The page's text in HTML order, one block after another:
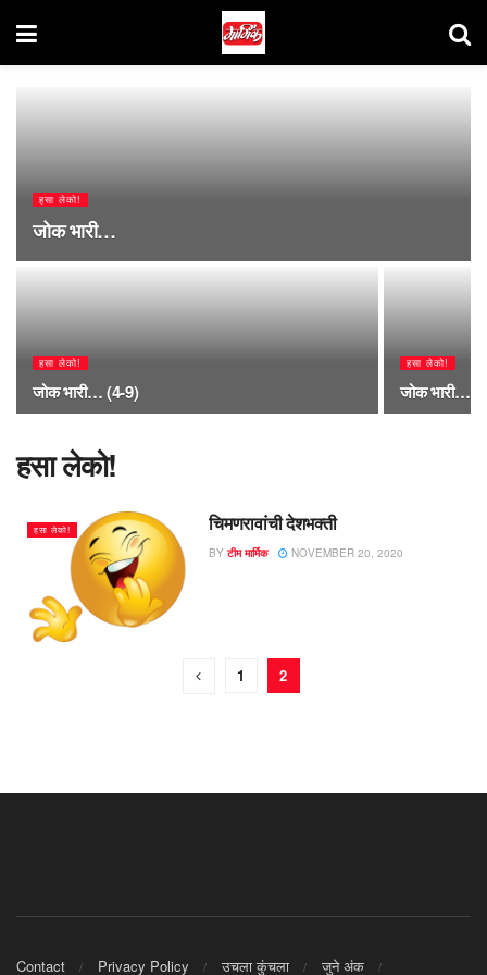
हसा लेको!
जोक भारी…
हसा लेको!
जोक भारी… (4-9)
हसा लेको!
जोक भारी…
हसा लेको!
हसा लेको! चिमणरावांची देशभक्ती
BY टीम मार्मिक NOVEMBER 20, 2020
1 2
Contact Privacy Policy उचला कुंचला जुने अंक